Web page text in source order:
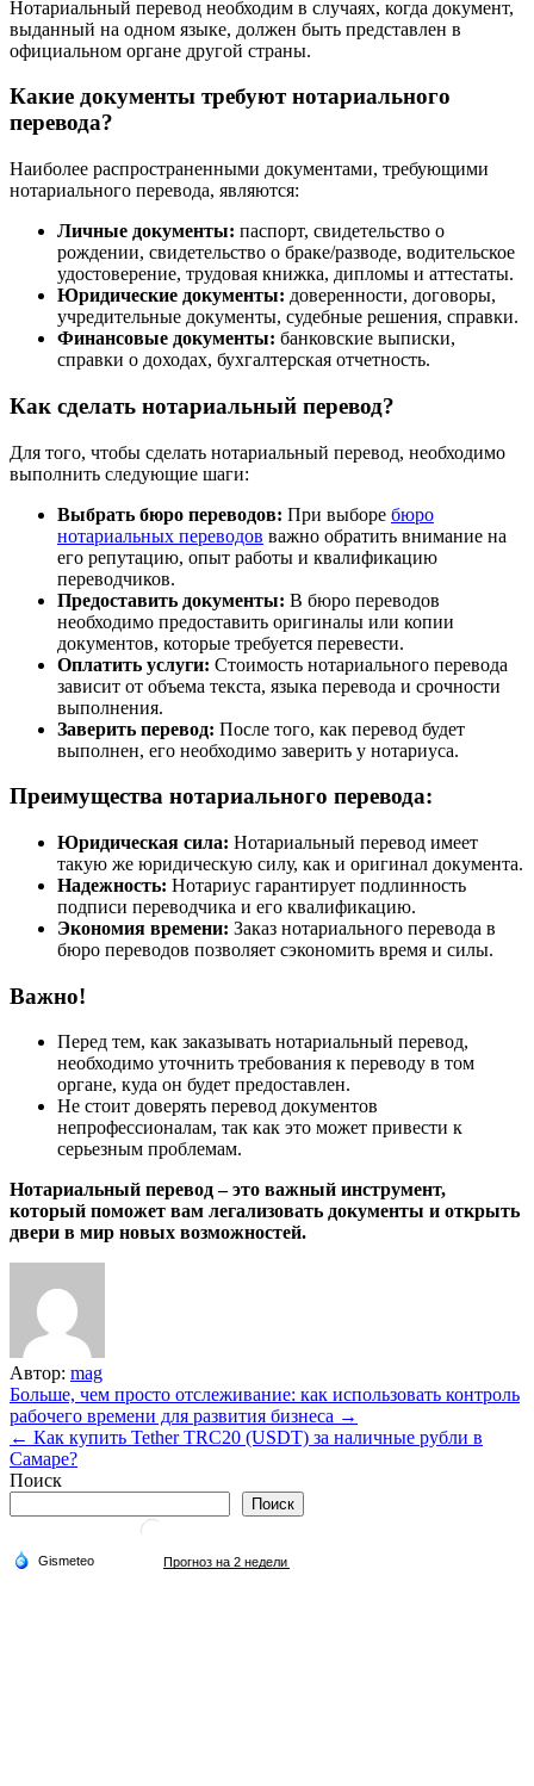
Нотариальный перевод необходим в случаях, когда документ,
выданный на одном языке, должен быть представлен в
официальном органе другой страны.
Какие документы требуют нотариального
перевода?
Наиболее распространенными документами, требующими
нотариального перевода, являются:
Личные документы: паспорт, свидетельство о
рождении, свидетельство о браке/разводе, водительское
удостоверение, трудовая книжка, дипломы и аттестаты.
Юридические документы: доверенности, договоры,
учредительные документы, судебные решения, справки.
Финансовые документы: банковские выписки,
справки о доходах, бухгалтерская отчетность.
Как сделать нотариальный перевод?
Для того, чтобы сделать нотариальный перевод, необходимо
выполнить следующие шаги:
Выбрать бюро переводов: При выборе бюро
нотариальных переводов важно обратить внимание на
его репутацию, опыт работы и квалификацию
переводчиков.
Предоставить документы: В бюро переводов
необходимо предоставить оригиналы или копии
документов, которые требуется перевести.
Оплатить услуги: Стоимость нотариального перевода
зависит от объема текста, языка перевода и срочности
выполнения.
Заверить перевод: После того, как перевод будет
выполнен, его необходимо заверить у нотариуса.
Преимущества нотариального перевода:
Юридическая сила: Нотариальный перевод имеет
такую же юридическую силу, как и оригинал документа.
Надежность: Нотариус гарантирует подлинность
подписи переводчика и его квалификацию.
Экономия времени: Заказ нотариального перевода в
бюро переводов позволяет сэкономить время и силы.
Важно!
Перед тем, как заказывать нотариальный перевод,
необходимо уточнить требования к переводу в том
органе, куда он будет предоставлен.
Не стоит доверять перевод документов
непрофессионалам, так как это может привести к
серьезным проблемам.
Нотариальный перевод – это важный инструмент,
который поможет вам легализовать документы и открыть
двери в мир новых возможностей.
Автор: mag
Навигация
по
записям
Больше, чем просто отслеживание: как использовать контроль
рабочего времени для развития бизнеса →
← Как купить Tether TRC20 (USDT) за наличные рубли в
Самаре?
Поиск
Поиск